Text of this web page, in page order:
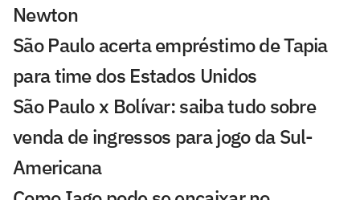
Newton
São Paulo acerta empréstimo de Tapia
para time dos Estados Unidos
São Paulo x Bolívar: saiba tudo sobre
venda de ingressos para jogo da Sul-
Americana